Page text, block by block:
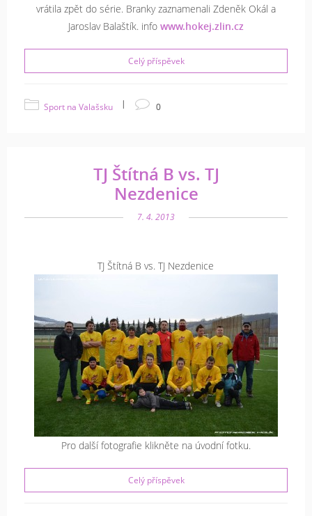
vrátila zpět do série. Branky zaznamenali Zdeněk Okál a
Jaroslav Balaštík. info www.hokej.zlin.cz
Celý příspěvek
Sport na Valašsku | 0
TJ Štítná B vs. TJ
Nezdenice
7. 4. 2013
TJ Štítná B vs. TJ Nezdenice
Pro další fotografie klikněte na úvodní fotku.
Celý příspěvek